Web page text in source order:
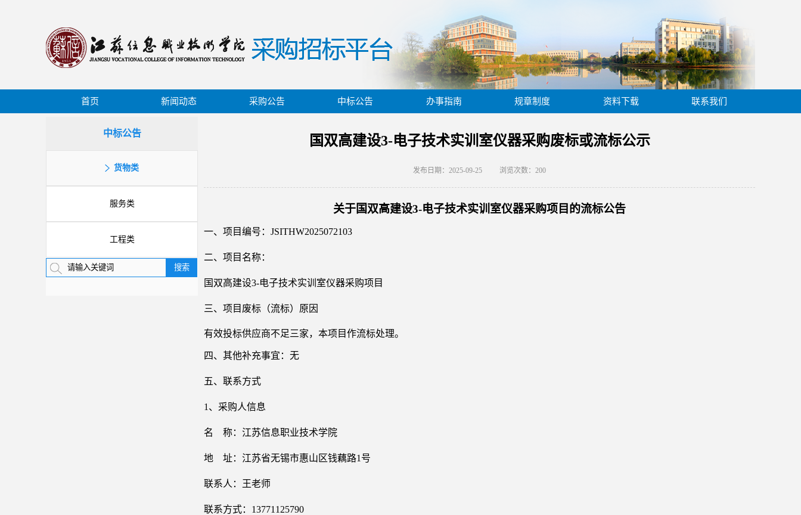
首页 新闻动态 采购公告 中标公告 办事指南 规章制度 资料下载 联系我们
中标公告
货物类
服务类
工程类
国双高建设3-电子技术实训室仪器采购废标或流标公示
发布日期：2025-09-25 浏览次数： 200
关于国双高建设3-电子技术实训室仪器采购项目 的流标公告
一、项目编号： JSITHW2025072103
二、项目名称：
国双高建设3-电子技术实训室仪器采购项目
三、 项目废标（流标）原因
有效投标供应商不足三家，本项目作流标处理。
四、其他补充事宜：无
五、 联系方式
1、采购人信息
名 称：江苏信息职业技术学院
地 址：江苏省无锡市惠山区钱藕路1号
联系人： 王老师
联系方式： 13771125790